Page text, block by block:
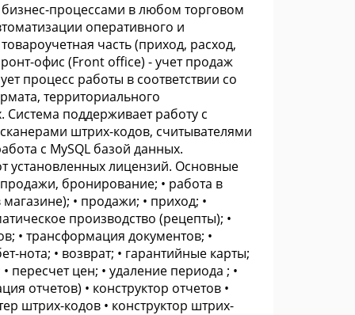
процессами в любом торговом
оперативного и
часть (приход, расход,
офис (Front office) - учет продаж
процесс работы в соответствии со
территориального
Система поддерживает работу с
штрих-кодов, считывателями
с MySQL базой данных.
установленных лицензий. Основные
бронирование; • работа в
• продажи; • приход; •
производство (рецепты); •
• трансформация документов; •
нота; • возврат; • гарантийные карты;
пересчет цен; • удаление периода ; •
отчетов) • конструктор отчетов •
штрих-кодов • конструктор штрих-